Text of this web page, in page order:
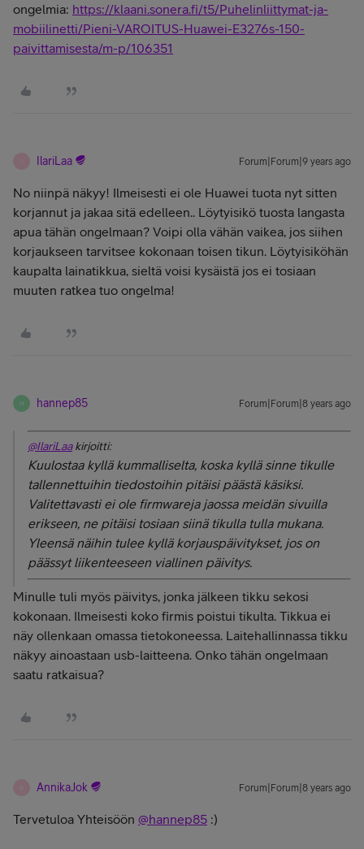
ongelmia: https://klaani.sonera.fi/t5/Puhelinliittymat-ja-
mobiilinetti/Pieni-VAROITUS-Huawei-E3276s-150-
paivittamisesta/m-p/106351
IlariLaa Forum|Forum|9 years ago
No niinpä näkyy! Ilmeisesti ei ole Huawei tuota nyt sitten
korjannut ja jakaa sitä edelleen.. Löytyisikö tuosta langasta
apua tähän ongelmaan? Voipi olla vähän vaikea, jos siihen
korjaukseen tarvitsee kokonaan toisen tikun. Löytyisiköhän
kaupalta lainatikkua, sieltä voisi kysäistä jos ei tosiaan
muuten ratkea tuo ongelma!
H hannep85 Forum|Forum|8 years ago
@IlariLaakirjoitti:
Kuulostaa kyllä kummalliselta, koska kyllä sinne tikulle
tallennettuihin tiedostoihin pitäisi päästä käsiksi.
Valitettavasti ei ole firmwareja jaossa meidän sivuilla
erikseen, ne pitäisi tosiaan siinä tikulla tulla mukana.
Yleensä näihin tulee kyllä korjauspäivitykset, jos on
päässyt liikenteeseen viallinen päivitys.
Minulle tuli myös päivitys, jonka jälkeen tikku sekosi
kokonaan. Ilmeisesti koko firmis poistui tikulta. Tikkua ei
näy ollenkaan omassa tietokoneessa. Laitehallinnassa tikku
näkyy ainoastaan usb-laitteena. Onko tähän ongelmaan
saatu ratkaisua?
AnnikaJok Forum|Forum|8 years ago
Tervetuloa Yhteisöön @hannep85 :)